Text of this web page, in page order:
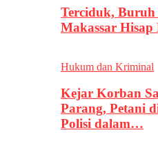
Terciduk,
Makassar
Hukum dan Kriminal
Kejar Korban
Parang, Petani
Polisi dalam…